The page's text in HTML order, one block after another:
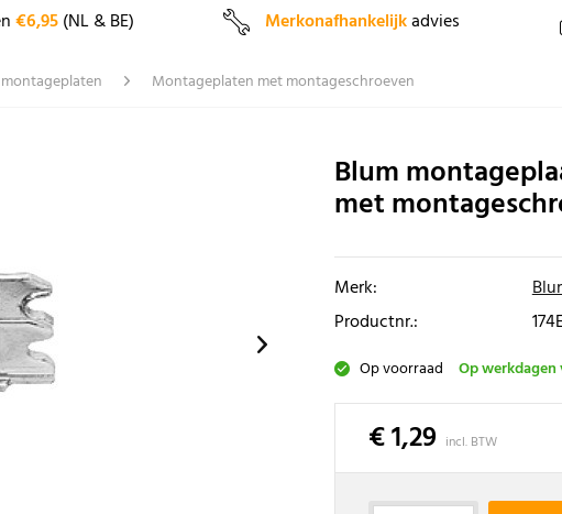
€6,95(NL & BE) Merkonafhankelijkadvies
Montageplaten met montageschroeven
Blum
met
Merk:
Productnr.:
Op voorraad Op werkdagen
€ 1,29 incl. BTW